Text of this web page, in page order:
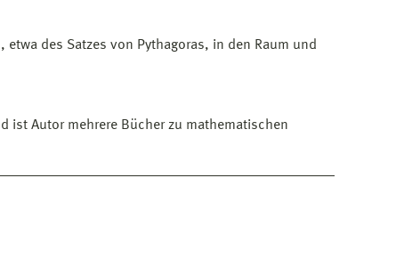
des Satzes von Pythagoras, in den Raum und
ist Autor mehrere Bücher zu mathematischen